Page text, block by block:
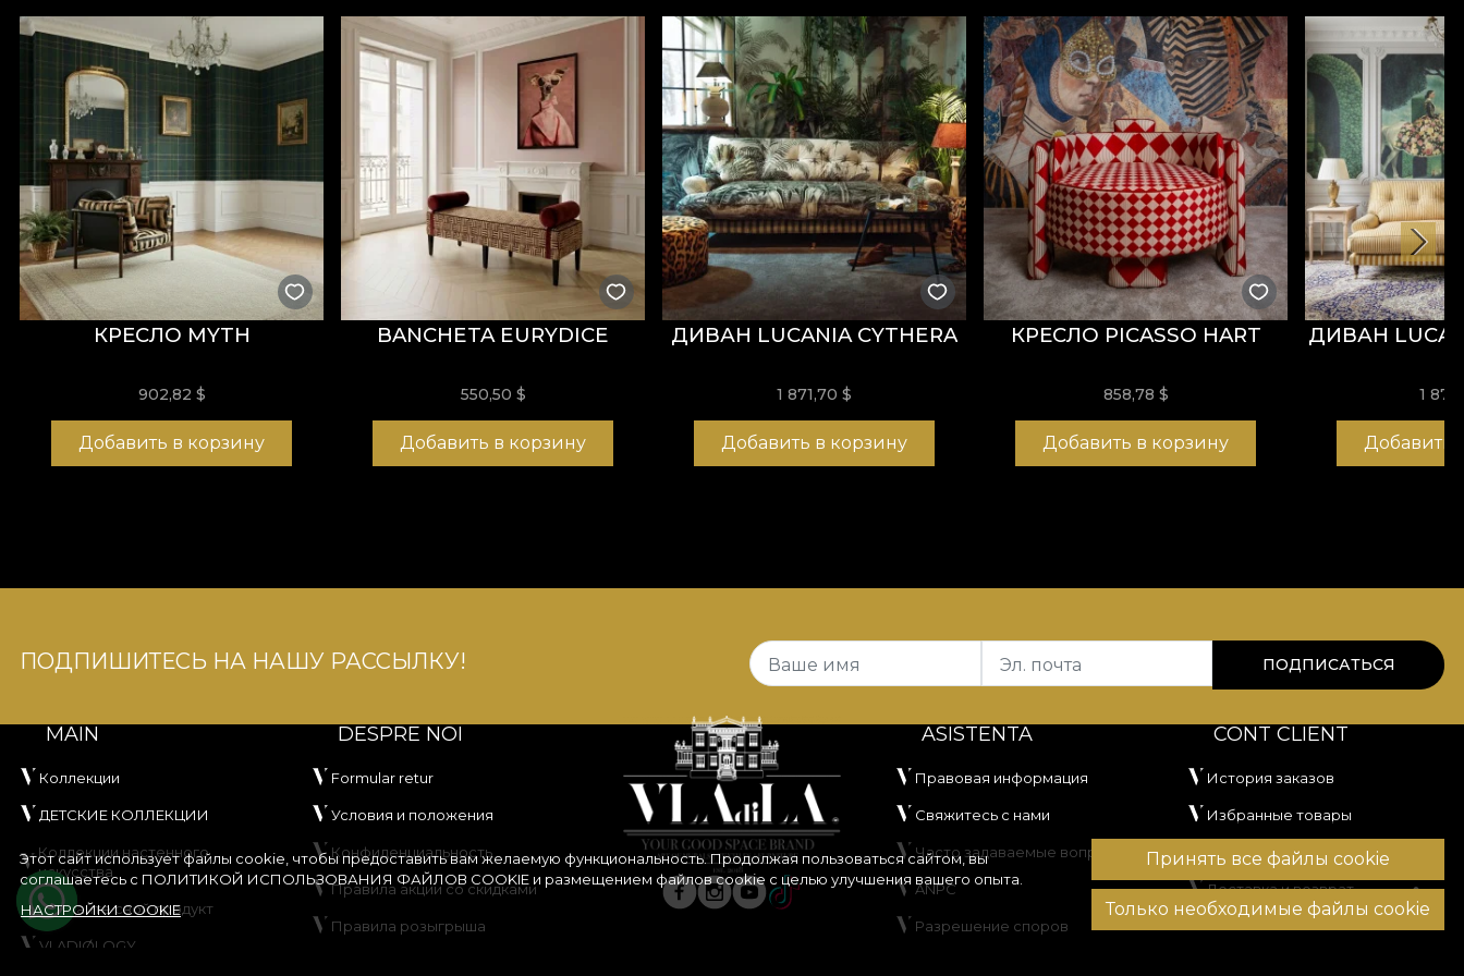
КРЕСЛО MYTH
902,82 $
Добавить в корзину
BANCHETA EURYDICE
550,50 $
Добавить в корзину
ДИВАН LUCANIA CYTHERA
1 871,70 $
Добавить в корзину
КРЕСЛО PICASSO HART
858,78 $
Добавить в корзину
ДИВАН
1
Добавить
Этот сайт использует файлы cookie, чтобы предоставить вам желаемую функциональность. Продолжая пользоваться сайтом, вы
соглашаетесь с ПОЛИТИКОЙ ИСПОЛЬЗОВАНИЯ ФАЙЛОВ COOKIE и размещением файлов cookie с целью улучшения вашего опыта.
НАСТРОЙКИ COOKIE
Принять все файлы cookie
Только необходимые файлы cookie
ПОДПИШИТЕСЬ НА НАШУ РАССЫЛКУ! Ваше имя Эл. почта ПОДПИСАТЬСЯ
MAIN
Коллекции
ДЕТСКИЕ КОЛЛЕКЦИИ
Коллекции настенного
искусства
Создайте свой продукт
VLADIØLOGY
DESPRE NOI
Formular retur
Условия и положения
Конфиденциальность
Правила акции со скидками
Правила розыгрыша
ASISTENTA
Правовая информация
Свяжитесь с нами
Часто задаваемые вопросы
ANPC
Разрешение споров
CONT CLIENT
История заказов
Избранные товары
Способы оплаты
Доставка и возврат